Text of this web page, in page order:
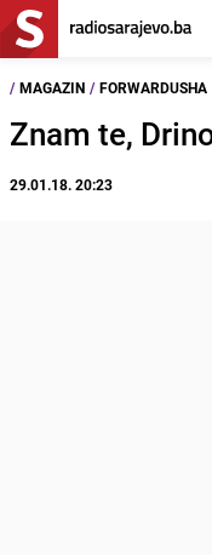
/ MAGAZIN / FORWARDUSHA
Znam te,
29.01.18. 20:23